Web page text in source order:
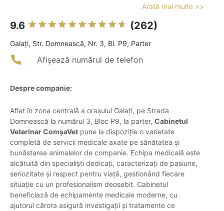
Arată mai multe >>
9.6 (262)
Galaţi, Str. Domnească, Nr. 3, Bl. P9, Parter
Afișează numărul de telefon
Despre companie:
Aflat în zona centrală a orașului Galați, pe Strada
Domnească la numărul 3, Bloc P9, la parter, Cabinetul
Veterinar ComșaVet pune la dispoziție o varietate
completă de servicii medicale axate pe sănătatea și
bunăstarea animalelor de companie. Echipa medicală este
alcătuită din specialiști dedicați, caracterizați de pasiune,
seriozitate și respect pentru viață, gestionând fiecare
situație cu un profesionalism deosebit. Cabinetul
beneficiază de echipamente medicale moderne, cu
ajutorul cărora asigură investigații și tratamente ce